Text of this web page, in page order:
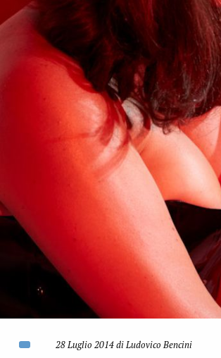
28 Luglio 2014 di Ludovico Bencini